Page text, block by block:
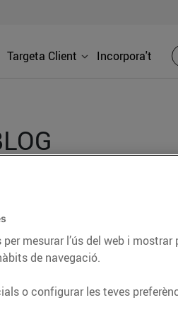
Targeta Client Incorpora't
informació d’actualitat
i molts altres temes.
ENERGIA
mesurar l’ús del web i
de navegació.
o configurar les teves